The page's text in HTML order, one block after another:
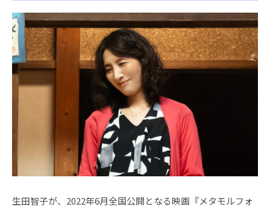
生田智子が、2022年6月全国公開となる映画『メタモルフォ